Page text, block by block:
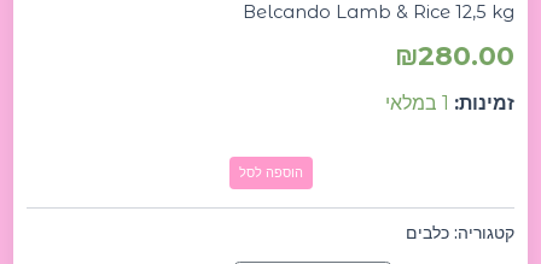
Belcando Lamb & Rice 12,5 kg
₪280.00
זמינות: 1 במלאי
kg
כבש
12.5
הוספה לסל
קטגוריה:כלבים